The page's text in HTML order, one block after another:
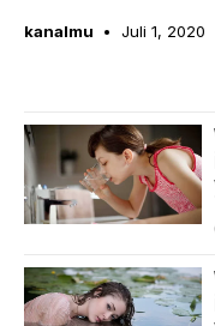
kanalmu Juli 1, 2020